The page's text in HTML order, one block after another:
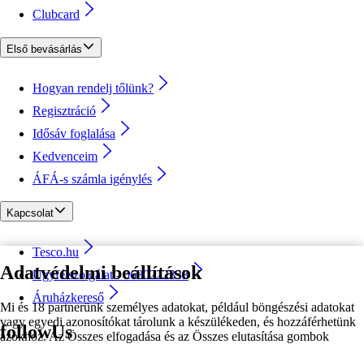
Adatvédelmi beállítások
Mi és 18 partnerünk személyes adatokat, például böngészési adatokat
vagy egyedi azonosítókat tárolunk a készülékeden, és hozzáférhetünk
azokhoz. Az Összes elfogadása és az Összes elutasítása gombok
Clubcard
Első bevásárlás
Hogyan rendelj tőlünk?
Regisztráció
Idősáv foglalása
Kedvenceim
ÁFÁ-s számla igénylés
Kapcsolat
Tesco.hu
Ügyfélszolgálat - 0680222333
Áruházkereső
followUs